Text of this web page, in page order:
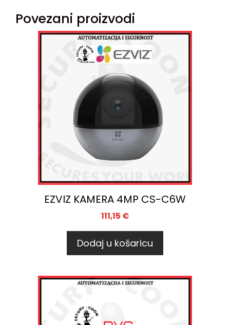
Povezani proizvodi
EZVIZ KAMERA 4MP CS-C6W
111,15 €
Dodaj u košaricu